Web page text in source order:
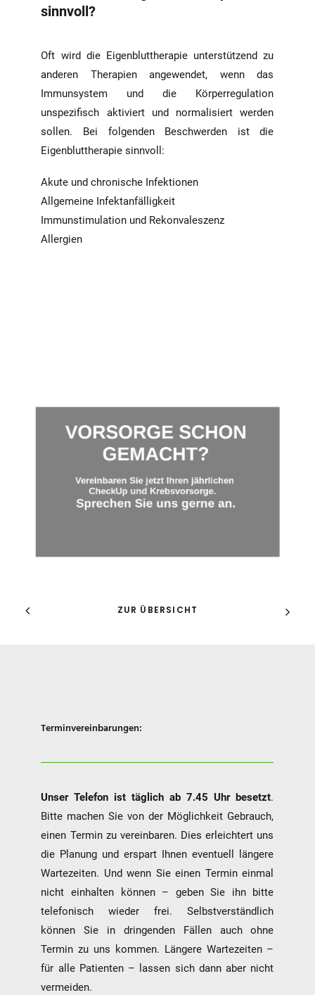
sinnvoll?
Oft wird die Eigenbluttherapie unterstützend zu
anderen Therapien angewendet, wenn das
Immunsystem und die Körperregulation
unspezifisch aktiviert und normalisiert werden
sollen. Bei folgenden Beschwerden ist die
Eigenbluttherapie sinnvoll:
Akute und chronische Infektionen
Allgemeine Infektanfälligkeit
Immunstimulation und Rekonvaleszenz
Allergien
ZUR ÜBERSICHT
Terminvereinbarungen:
Unser Telefon ist täglich ab 7.45 Uhr besetzt.
Bitte machen Sie von der Möglichkeit Gebrauch,
einen Termin zu vereinbaren. Dies erleichtert uns
die Planung und erspart Ihnen eventuell längere
Wartezeiten. Und wenn Sie einen Termin einmal
nicht einhalten können – geben Sie ihn bitte
telefonisch wieder frei. Selbstverständlich
können Sie in dringenden Fällen auch ohne
Termin zu uns kommen. Längere Wartezeiten –
für alle Patienten – lassen sich dann aber nicht
vermeiden.
VORSORGE SCHON
GEMACHT?
Vereinbaren Sie jetzt Ihren jährlichen
CheckUp und Krebsvorsorge.
Sprechen Sie uns gerne an.